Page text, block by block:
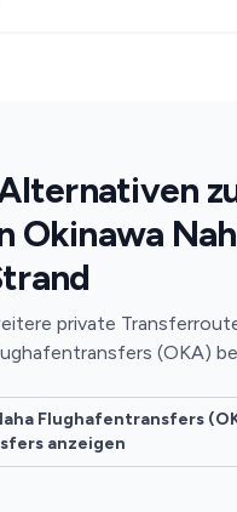
Okinawa
private
(OKA)
Flughafentransfers
anzeigen